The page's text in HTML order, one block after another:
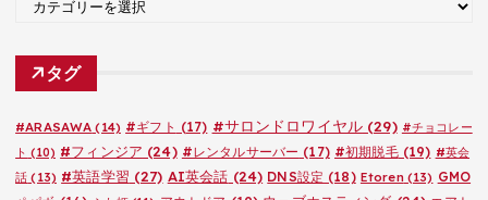
ゴ
タグ
#ARASAWA (14) #ギフト (17) #サロンドロワイヤル(29) #チョコレー
ト (10) #フィンジア (24) #レンタルサーバー (17) #初期脱毛(19) #英会
話 (13) #英語学習 (27) AI英会話 (24) DNS設定 (18) Etoren(13) GMO